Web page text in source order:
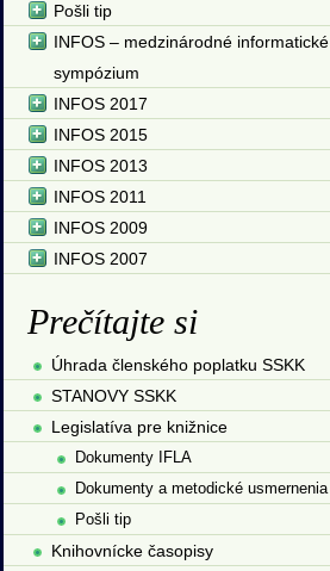
Pošli tip
INFOS – medzinárodné informatické
sympózium
INFOS 2017
INFOS 2015
INFOS 2013
INFOS 2011
INFOS 2009
INFOS 2007
Prečítajte si
Úhrada členského poplatku SSKK
STANOVY SSKK
Legislatíva pre knižnice
Dokumenty IFLA
Dokumenty a metodické usmernenia
Pošli tip
Knihovnícke časopisy